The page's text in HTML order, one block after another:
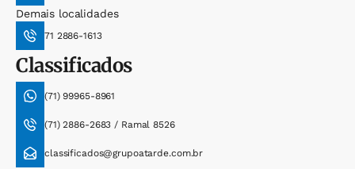
Demais localidades
71 2886-1613
Classificados
(71) 99965-8961
(71) 2886-2683 / Ramal 8526
classificados@grupoatarde.com.br